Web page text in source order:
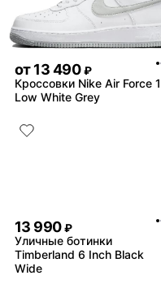
от13 490 ₽
Кроссовки Nike Air Force 1
Low White Grey
13 990 ₽
Уличные ботинки
Timberland 6 Inch Black
Wide